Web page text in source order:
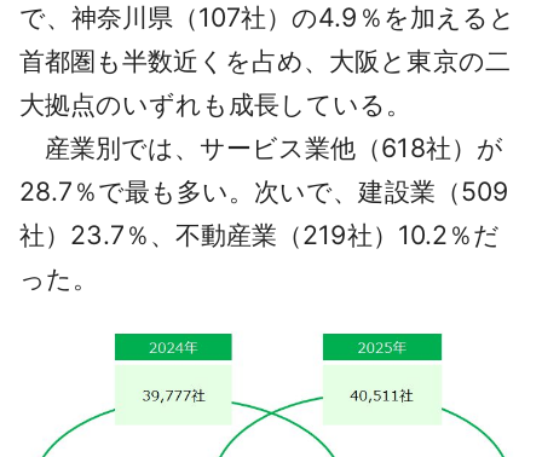
で、神奈川県（107社）の4.9％を加えると
首都圏も半数近くを占め、大阪と東京の二
大拠点のいずれも成長している。
産業別では、サービス業他（618社）が
28.7％で最も多い。次いで、建設業（509
社）23.7％、不動産業（219社）10.2％だ
った。